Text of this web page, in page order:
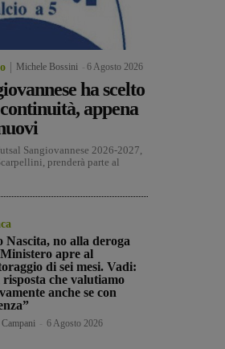
Michele Bossini 6 Agosto 2026
ha scelto
appena
Sangiovannese 2026-2027,
prenderà parte al
Nascita, no alla deroga
apre al
di sei mesi. Vadi:
risposta che valutiamo
anche se con
6 Agosto 2026